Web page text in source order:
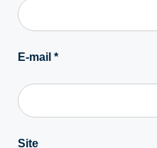
E-mail *
Site